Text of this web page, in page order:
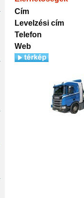
Cím
Levelzési cím
Telefon
Web